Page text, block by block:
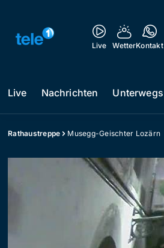
Live WetterKontakt
Live Nachrichten Unterwegs
Rathaustreppe Musegg-Geischter Lozärn